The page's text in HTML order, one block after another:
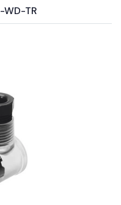
WD-TR